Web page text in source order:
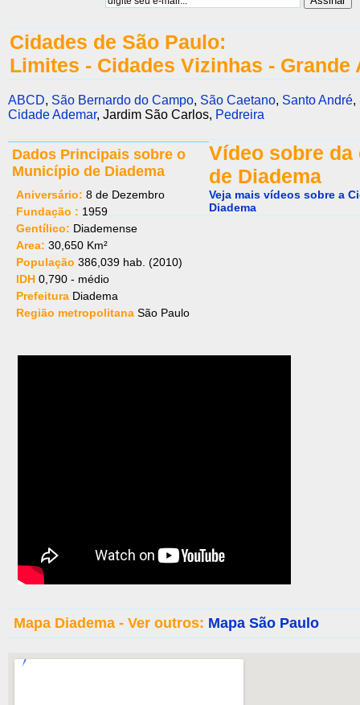
Cidades de São Paulo:
Limites - Cidades Vizinhas - Grande
ABCD, São Bernardo do Campo, São Caetano, Santo André,
Cidade Ademar, Jardim São Carlos, Pedreira
Dados Principais sobre o
Município de Diadema
Aniversário: 8 de Dezembro
Fundação : 1959
Gentílico: Diademense
Area: 30,650 Km²
População 386,039 hab. (2010)
IDH 0,790 - médio
Prefeitura Diadema
Região metropolitana São Paulo
Vídeo sobre da
de Diadema
Veja mais vídeos sobre a
Diadema
Mapa Diadema - Ver outros: Mapa São Paulo